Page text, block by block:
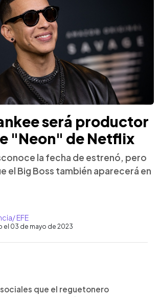
será productor
"Neon" de Netflix
la fecha de estrenó, pero
el Big Boss también aparecerá en
EFE
el 03 de mayo de 2023
artículoque el reguetonero